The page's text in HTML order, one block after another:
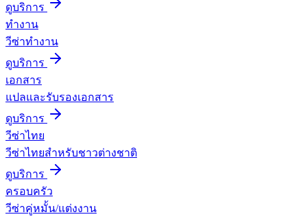
ดูบริการ
ทำงาน
วีซ่าทำงาน
ดูบริการ
เอกสาร
แปลและรับรองเอกสาร
ดูบริการ
วีซ่าไทย
วีซ่าไทยสำหรับชาวต่างชาติ
ดูบริการ
ครอบครัว
วีซ่าคู่หมั้น/แต่งงาน